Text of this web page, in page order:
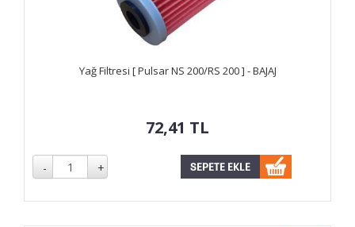
Yağ Filtresi [ Pulsar NS 200/RS 200 ] - BAJAJ
72,41 TL